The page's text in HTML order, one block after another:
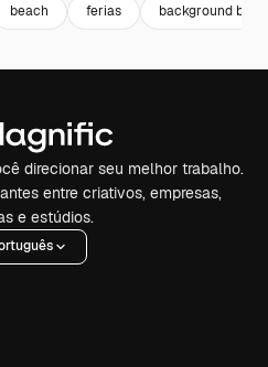
beach ferias background
direcionar seu melhor trabalho.
entre criativos, empresas,
e estúdios.